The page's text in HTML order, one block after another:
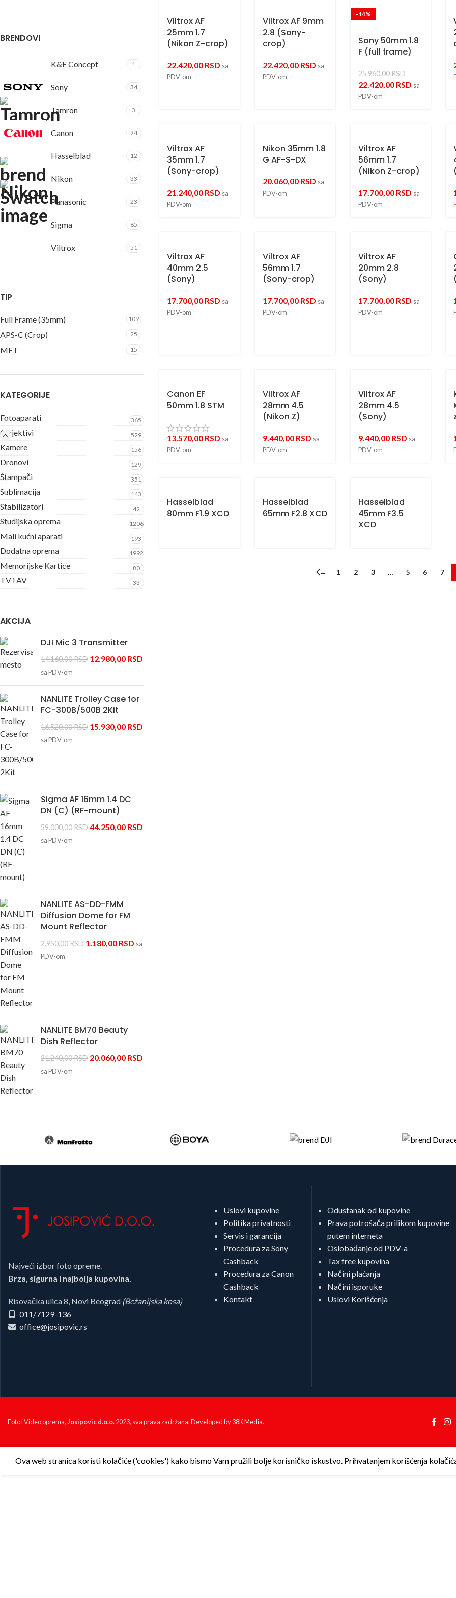
BRENDOVI
K&F Concept 1
Sony 34
Tamron 3
Canon 24
Hasselblad 12
Nikon 33
Panasonic 23
Sigma 85
Viltrox 51
TIP
Full Frame (35mm) 109
APS-C (Crop) 25
MFT 15
KATEGORIJE
Fotoaparati 365
Objektivi 529
Kamere 156
Dronovi 129
Štampači 351
Sublimacija 143
Stabilizatori 42
Studijska oprema 1206
Mali kućni aparati 193
Dodatna oprema 1992
Memorijske Kartice 80
TV i AV 33
AKCIJA
DJI Mic 3 Transmitter
14.160,00RSD 12.980,00 RSD
sa PDV-om
NANLITE Trolley Case for
FC-300B/500B 2Kit
16.520,00RSD 15.930,00 RSD
sa PDV-om
Sigma AF 16mm 1.4 DC
DN (C) (RF-mount)
59.000,00RSD44.250,00 RSD
sa PDV-om
NANLITE AS-DD-FMM
Diffusion Dome for FM
Mount Reflector
2.950,00RSD 1.180,00 RSD sa
PDV-om
NANLITE BM70 Beauty
Dish Reflector
21.240,00RSD 20.060,00 RSD
sa PDV-om
Viltrox AF
25mm 1.7
(Nikon Z-crop)
22.420,00 RSD sa
PDV-om
Viltrox AF 9mm
2.8 (Sony-
crop)
22.420,00 RSD sa
PDV-om
-14%
Sony 50mm 1.8
F (full frame)
25.960,00RSD
22.420,00 RSD sa
PDV-om
Viltrox AF
35mm 1.7
(Sony-crop)
21.240,00 RSD sa
PDV-om
Nikon 35mm 1.8
G AF-S-DX
20.060,00 RSD sa
PDV-om
Viltrox AF
56mm 1.7
(Nikon Z-crop)
17.700,00 RSD sa
PDV-om
Viltrox AF
40mm 2.5
(Sony)
17.700,00 RSD sa
PDV-om
Viltrox AF
56mm 1.7
(Sony-crop)
17.700,00 RSD sa
PDV-om
Viltrox AF
20mm 2.8
(Sony)
17.700,00 RSD sa
PDV-om
Canon EF
50mm 1.8 STM
13.570,00 RSD sa
PDV-om
Viltrox AF
28mm 4.5
(Nikon Z)
9.440,00 RSD sa
PDV-om
Viltrox AF
28mm 4.5
(Sony)
9.440,00 RSD sa
PDV-om
Hasselblad
80mm F1.9 XCD
Hasselblad
65mm F2.8 XCD
Hasselblad
45mm F3.5
XCD
← 1 2 3 … 5 6 7
Najveći izbor foto opreme.
Brza, sigurna i najbolja kupovina.
Risovačka ulica 8, Novi Beograd (Bežanijska kosa)
011/7129-136
office@josipovic.rs
Uslovi kupovine
Politika privatnosti
Servis i garancija
Procedura za Sony
Cashback
Procedura za Canon
Cashback
Kontakt
Odustanak od kupovine
Prava potrošača prilikom kupovine
putem interneta
Oslobađanje od PDV-a
Tax free kupovina
Načini plaćanja
Načini isporuke
Uslovi Korišćenja
Foto i Video oprema,Josipovic d.o.o.2023, sva prava zadržana. Developed by38K Media.
Ova web stranica koristi kolačiće ('cookies') kako bismo Vam pružili bolje korisničko iskustvo. Prihvatanjem korišćenja